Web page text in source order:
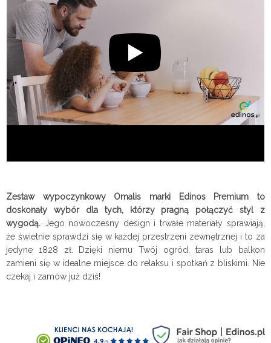
Zestaw wypoczynkowy Omalis marki Edinos Premium to
doskonały wybór dla tych, którzy pragną połączyć styl z
wygodą. Jego nowoczesny design i trwałe materiały sprawiają,
że świetnie sprawdzi się w każdej przestrzeni zewnętrznej i to za
jedyne 1828 zł. Dzięki niemu Twój ogród, taras lub balkon
zamieni się w idealne miejsce do relaksu i spotkań z bliskimi. Nie
czekaj i zamów już dziś!